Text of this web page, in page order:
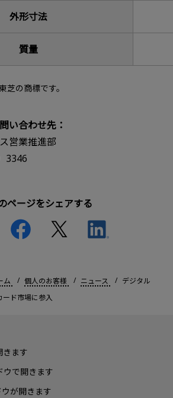
外形寸法
質量
芝の商標です。
い合わせ先：
営業推進部
3346
ページをシェアする
ム 個人のお客様 ニュース
デジタル
ード市場に参入
きます
ウで開きます
が開きます